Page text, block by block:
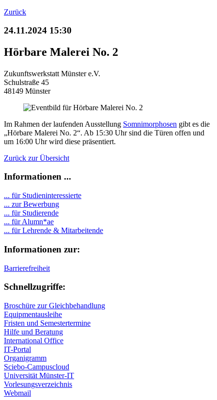
Zurück
24.11.2024 15:30
Hörbare Malerei No. 2
Zukunftswerkstatt Münster e.V.
Schulstraße 45
48149 Münster
Im Rahmen der laufenden Ausstellung Somnimorphosen gibt es die
„Hörbare Malerei No. 2“. Ab 15:30 Uhr sind die Türen offen und
um 16:00 Uhr wird diese präsentiert.
Zurück zur Übersicht
Informationen ...
... für Studieninteressierte
... zur Bewerbung
... für Studierende
... für Alumn*ae
... für Lehrende & Mitarbeitende
Informationen zur:
Barrierefreiheit
Schnellzugriffe:
Broschüre zur Gleichbehandlung
Equipmentausleihe
Fristen und Semestertermine
Hilfe und Beratung
International Office
IT-Portal
Organigramm
Sciebo-Campuscloud
Universität Münster-IT
Vorlesungsverzeichnis
Webmail